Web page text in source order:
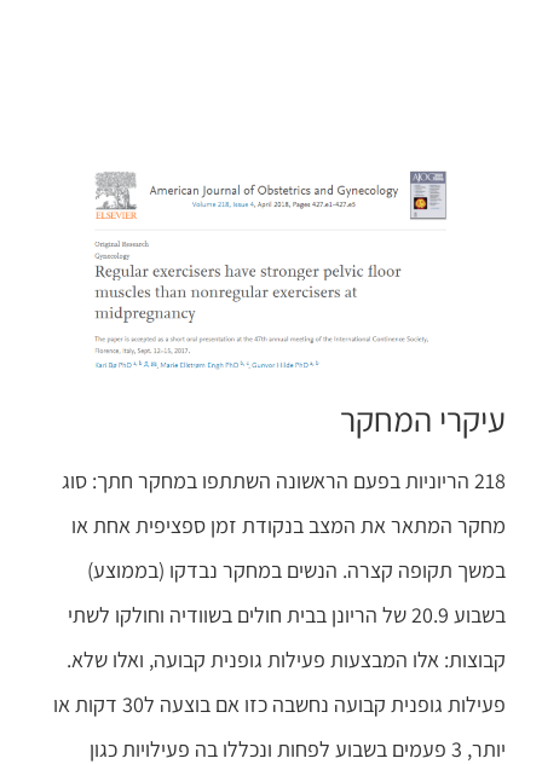
עיקרי המחקר
218 הריוניות בפעם הראשונה השתתפו במחקר חתך: סוג
מחקר המתאר את המצב בנקודת זמן ספציפית אחת או
במשך תקופה קצרה. הנשים במחקר נבדקו (בממוצע)
בשבוע 20.9 של הריונן בבית חולים בשוודיה וחולקו לשתי
קבוצות: אלו המבצעות פעילות גופנית קבועה, ואלו שלא.
פעילות גופנית קבועה נחשבה כזו אם בוצעה ל30 דקות או
יותר, 3 פעמים בשבוע לפחות ונכללו בה פעילויות כגון